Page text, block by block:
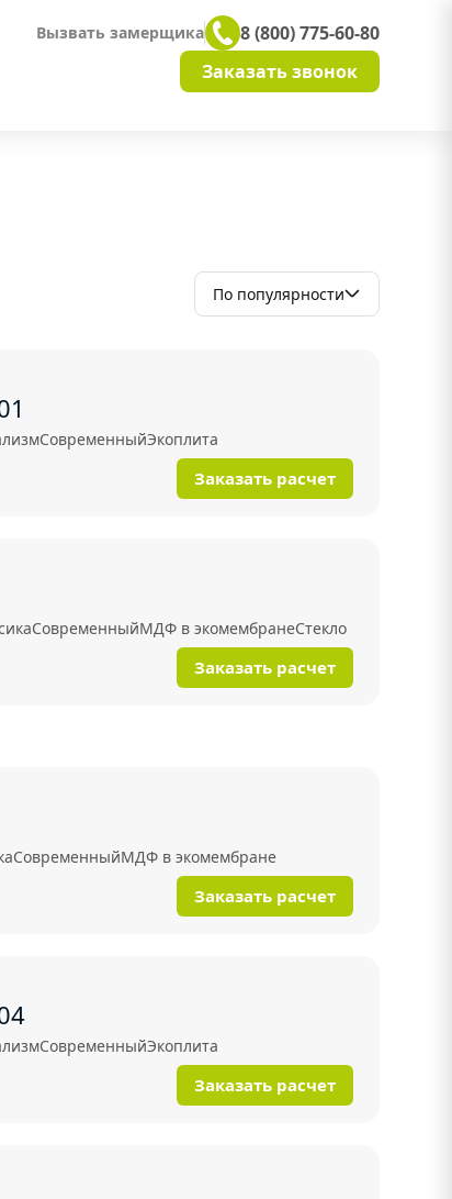
Вызвать замерщика
8 (800) 775-60-80
Заказать звонок
По популярности
СовременныйЭкоплита
Заказать расчет
СовременныйМДФ в экомембранеСтекло
Заказать расчет
СовременныйМДФ в экомембране
Заказать расчет
СовременныйЭкоплита
Заказать расчет